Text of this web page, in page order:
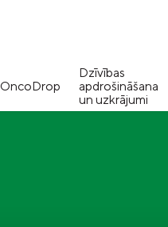
OncoDrop
Dzīvības
apdrošināšana
un uzkrājumi